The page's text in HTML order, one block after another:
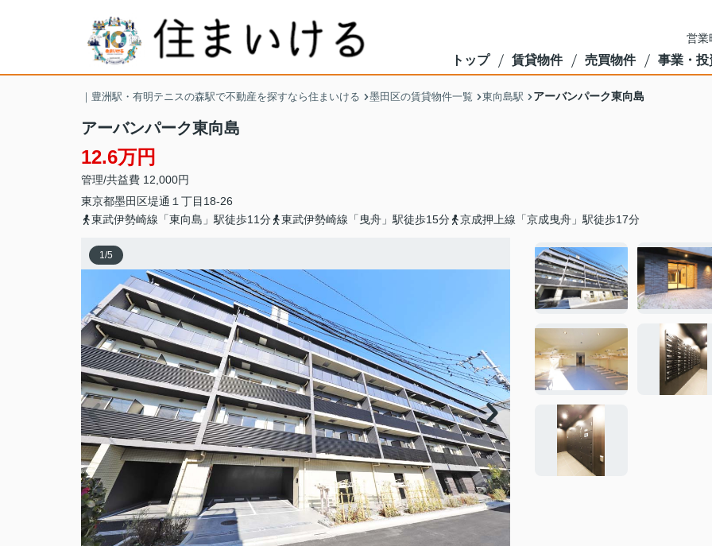
営
トップ 賃貸物件 売買物件 事業・投
｜豊洲駅・有明テニスの森駅で不動産を探すなら住まいける 墨田区の賃貸物件一覧 東向島駅 アーバンパーク東向島
アーバンパーク東向島
12.6万円
管理/共益費 12,000円
東京都墨田区堤通 １丁目18-26
東武伊勢崎線「東向島」駅徒歩11分
東武伊勢崎線「曳舟」駅徒歩15分 京成押上線「京成曳舟」駅徒歩17分
1/5